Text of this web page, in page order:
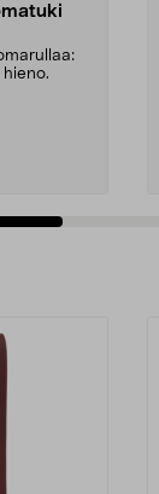
hieno.